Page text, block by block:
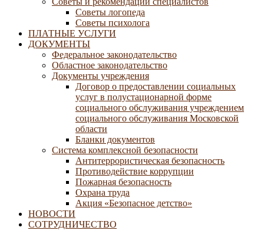
Советы логопеда
Советы психолога
ПЛАТНЫЕ УСЛУГИ
ДОКУМЕНТЫ
Федеральное законодательство
Областное законодательство
Документы учреждения
Договор о предоставлении социальных
услуг в полустационарной форме
социального обслуживания учреждением
социального обслуживания Московской
области
Бланки документов
Система комплексной безопасности
Антитеррористическая безопасность
Противодействие коррупции
Пожарная безопасность
Охрана труда
Акция «Безопасное детство»
НОВОСТИ
СОТРУДНИЧЕСТВО